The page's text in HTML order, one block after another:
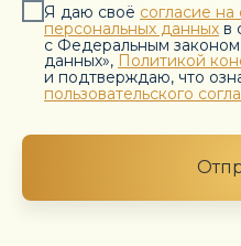
Я даю своё согласие
персональных данных в
с Федеральным
данных», Политикой
и подтверждаю, что
пользовательского